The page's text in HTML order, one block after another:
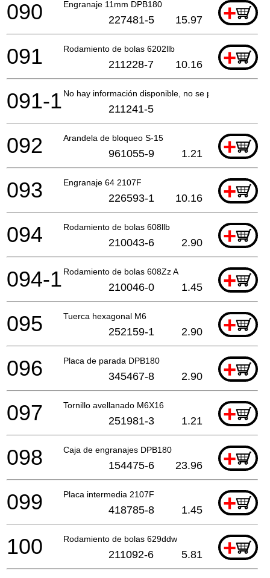
Engranaje 11mm DPB180 +
090 227481-5 15.97
Rodamiento de bolas 6202llb +
091 211228-7 10.16
No hay información disponible, no se puede pedir
091-1 211241-5
Arandela de bloqueo S-15 +
092 961055-9 1.21
Engranaje 64 2107F +
093 226593-1 10.16
Rodamiento de bolas 608llb +
094 210043-6 2.90
Rodamiento de bolas 608Zz A +
094-1 210046-0 1.45
Tuerca hexagonal M6 +
095 252159-1 2.90
Placa de parada DPB180 +
096 345467-8 2.90
Tornillo avellanado M6X16 +
097 251981-3 1.21
Caja de engranajes DPB180 +
098 154475-6 23.96
Placa intermedia 2107F +
099 418785-8 1.45
Rodamiento de bolas 629ddw +
100 211092-6 5.81